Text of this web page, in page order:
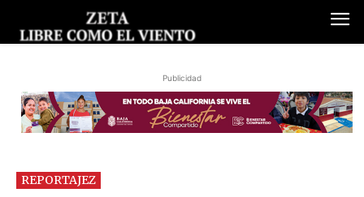
Publicidad
REPORTAJEZ